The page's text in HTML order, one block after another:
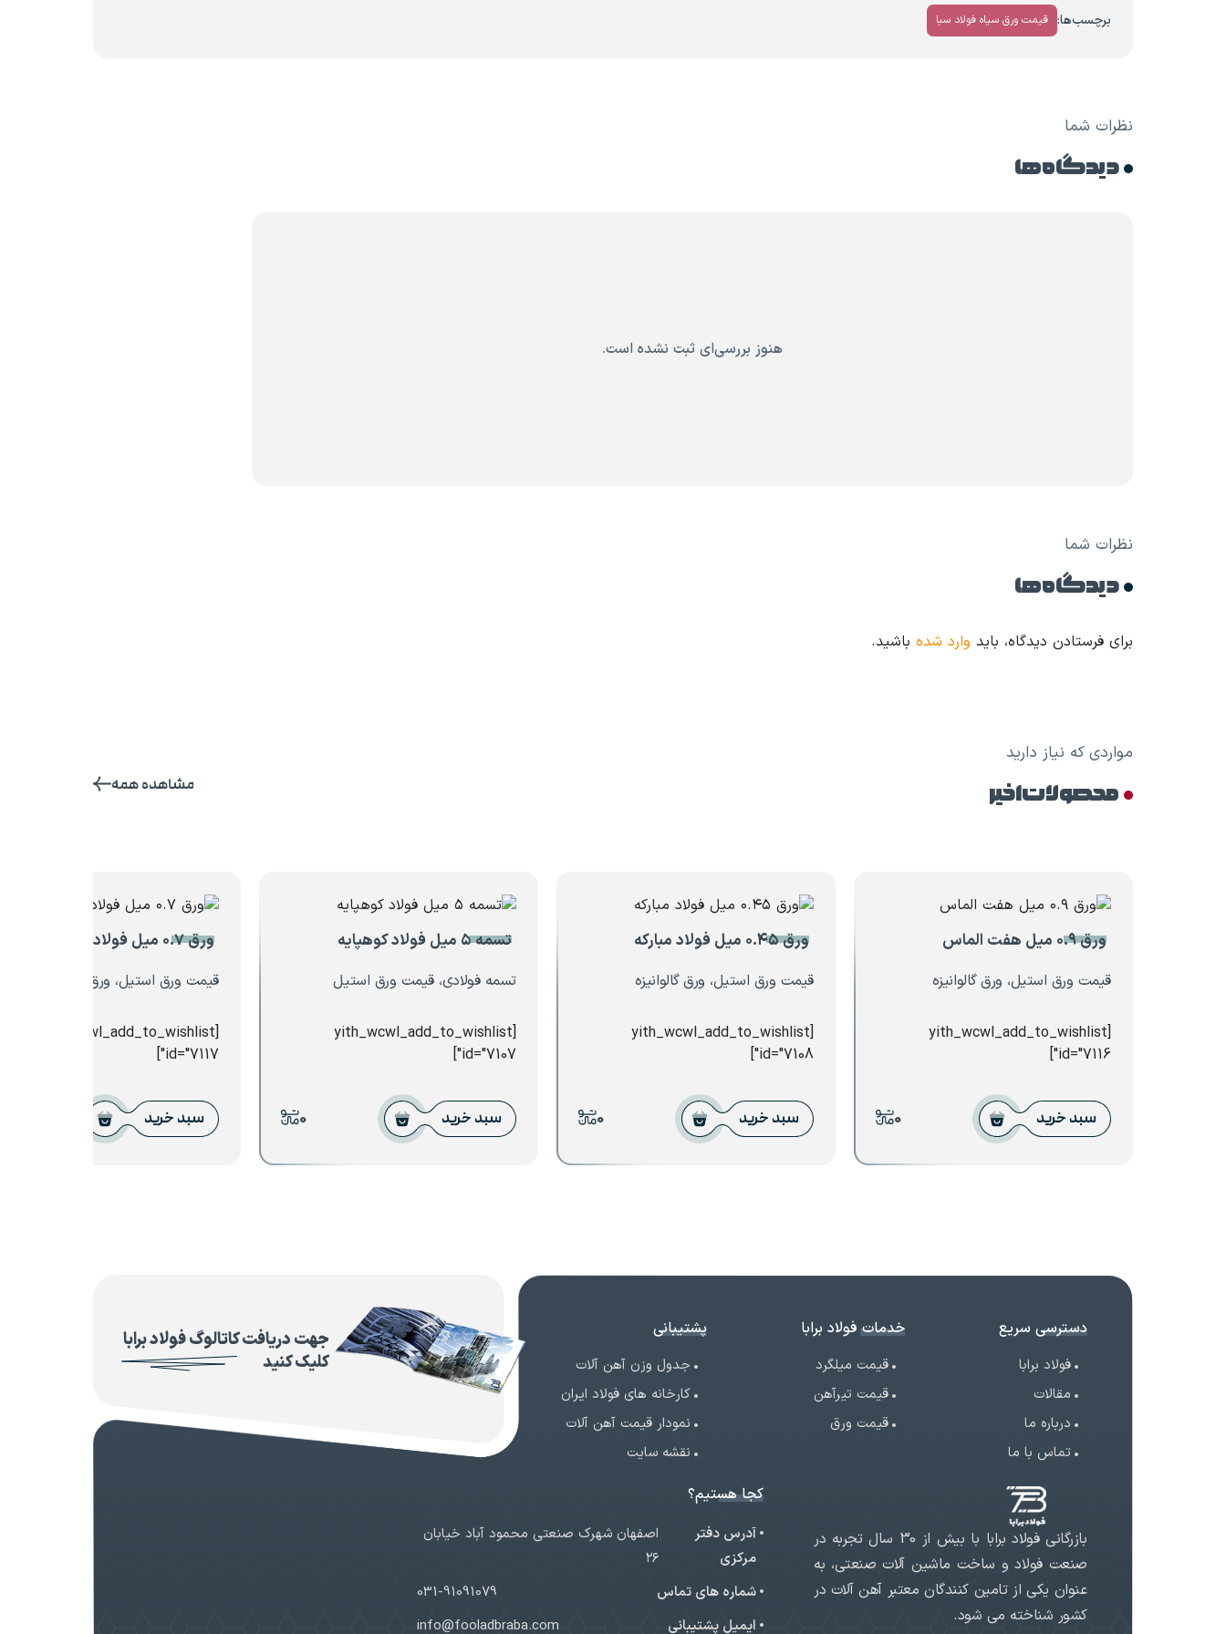
برچسب‌ها: قیمت ورق سیاه فولاد سبا
نظرات شما
دیدگاه ها
هنوز بررسی‌ای ثبت نشده است.
نظرات شما
دیدگاه ها
برای فرستادن دیدگاه، باید وارد شده باشید.
مواردی که نیاز دارید
محصولات اخیر مشاهده همه
ورق ۰.۹ میل هفت الماس
قیمت ورق استیل، ورق گالوانیزه
[yith_wcwl_add_to_wishlist
id="7116"]
سبد خرید 0
ورق ۰.۴۵ میل فولاد مبارکه
قیمت ورق استیل، ورق گالوانیزه
[yith_wcwl_add_to_wishlist
id="7108"]
سبد خرید 0
تسمه ۵ میل فولاد کوهپایه
تسمه فولادی، قیمت ورق استیل
[yith_wcwl_add_to_wishlist
id="7107"]
سبد خرید 0
ورق ۰.۷ میل فولاد مبارکه
قیمت ورق استیل، ورق گالوانیزه
[yith_wcwl_add_to_wishlist
id="7117"]
سبد خرید
جهت دریافت کاتالوگ فولاد برابا
کلیک کنید
دسترسی سریع
فولاد برابا
مقالات
درباره ما
تماس با ما
خدمات فولاد برابا
قیمت میلگرد
قیمت تیرآهن
قیمت ورق
پشتیبانی
جدول وزن آهن آلات
کارخانه های فولاد ایران
نمودار قیمت آهن آلات
نقشه سایت
بازرگانی فولاد برابا با بیش از 30 سال تجربه در
صنعت فولاد و ساخت ماشین آلات صنعتی، به
عنوان یکی از تامین کنندگان معتبر آهن آلات در
کشور شناخته می شود.
کجا هستیم؟
آدرس دفتر
مرکزی
اصفهان شهرک صنعتی محمود آباد خیابان
۲۶
شماره های تماس
031-91091079
ایمیل پشتیبانی
info@fooladbraba.com